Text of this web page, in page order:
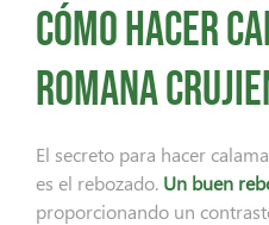
Cómo hacer
romana
El secreto para hacer
es el rebozado. Un buen
proporcionando un